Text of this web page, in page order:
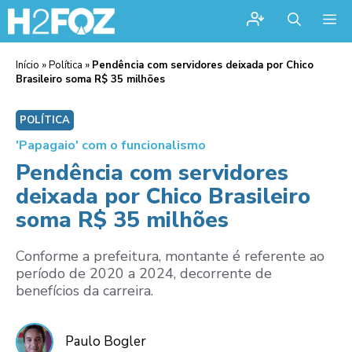
Início »Política » Pendência com servidores deixada por Chico
Brasileiro soma R$ 35 milhões
POLÍTICA
'Papagaio' com o funcionalismo
Pendência com servidores
deixada por Chico Brasileiro
soma R$ 35 milhões
Conforme a prefeitura, montante é referente ao
período de 2020 a 2024, decorrente de
benefícios da carreira.
Paulo Bogler